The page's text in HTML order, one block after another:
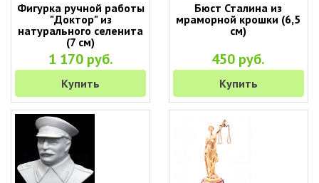
Фигурка ручной работы
"Доктор" из
натурального селенита
(7 см)
1 170 руб.
Купить
Бюст Сталина из
мраморной крошки (6,5
см)
450 руб.
Купить